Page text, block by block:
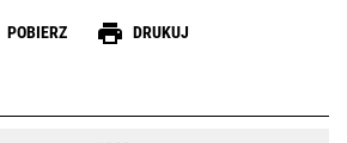
POBIERZ print DRUKUJ